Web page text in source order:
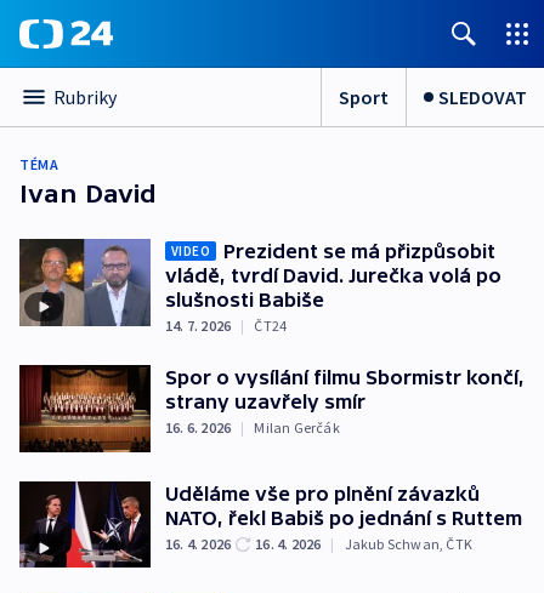
Rubriky Sport SLEDOVAT
TÉMA
Ivan David
VIDEO
Prezident se má přizpůsobit
vládě, tvrdí David. Jurečka volá po
slušnosti Babiše
14. 7. 2026 | ČT24
Spor o vysílání filmu Sbormistr končí,
strany uzavřely smír
16. 6. 2026 | Milan Gerčák
Uděláme vše pro plnění závazků
NATO, řekl Babiš po jednání s Ruttem
16. 4. 2026 16. 4. 2026 | Jakub Schwan ČTK